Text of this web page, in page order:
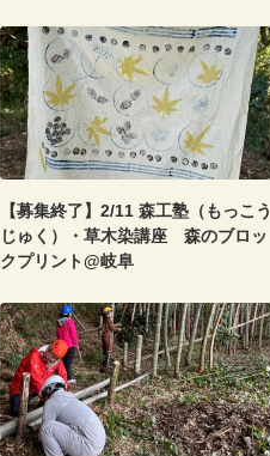
【募集終了】2/11 森工塾（もっこう
じゅく）・草木染講座 森のブロッ
クプリント@岐阜